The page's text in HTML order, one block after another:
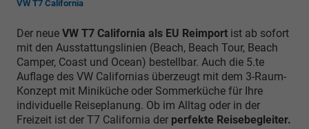
VW T7 California
Der neue VW T7 California als EU Reimport ist ab sofort
mit den Ausstattungslinien (Beach, Beach Tour, Beach
Camper, Coast und Ocean) bestellbar. Auch die 5.te
Auflage des VW Californias überzeugt mit dem 3-Raum-
Konzept mit Miniküche oder Sommerküche für Ihre
individuelle Reiseplanung. Ob im Alltag oder in der
Freizeit ist der T7 California der perfekte Reisebegleiter.